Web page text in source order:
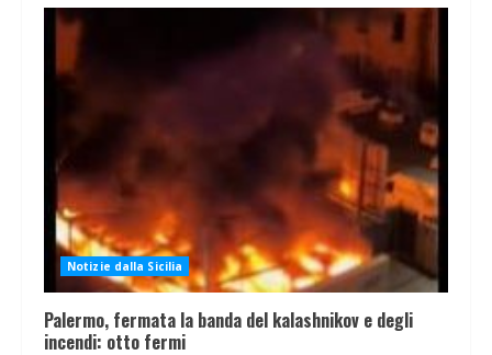
Notizie dalla Sicilia
Palermo, fermata la banda del kalashnikov e degli
incendi: otto fermi